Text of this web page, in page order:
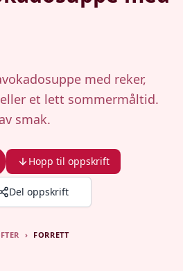
med reker,
et lett sommermåltid.
smak.
Hopp til oppskrift
Del oppskrift
› FORRETT